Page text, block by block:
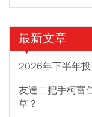
最新文章
2026年下半年
友達二把手柯富
草？